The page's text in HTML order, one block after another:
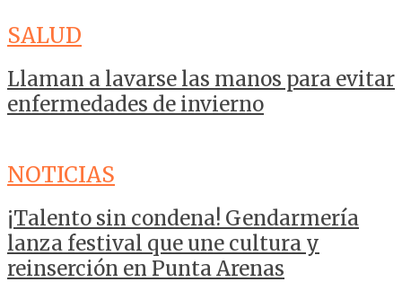
SALUD
Llaman a lavarse las manos para evitar
enfermedades de invierno
NOTICIAS
¡Talento sin condena! Gendarmería
lanza festival que une cultura y
reinserción en Punta Arenas